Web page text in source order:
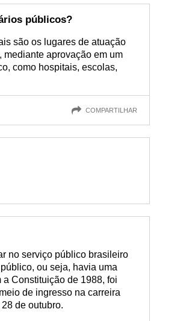
públicos?
são os lugares de atuação
aprovação em um
como hospitais, escolas,
COMPARTILHAR
no serviço público brasileiro
ou seja, havia uma
Constituição de 1988, foi
de ingresso na carreira
de outubro.